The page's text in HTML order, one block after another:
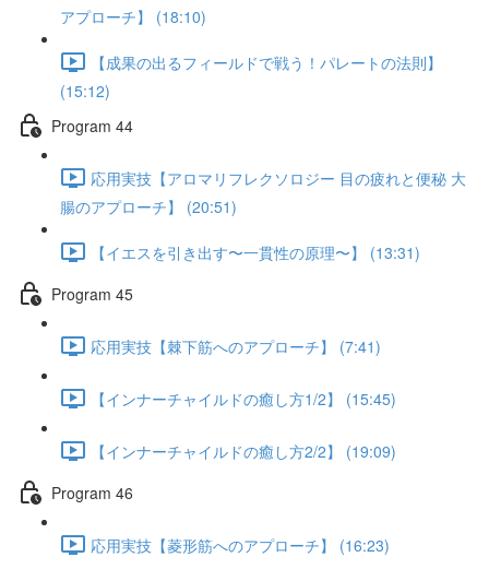
アプローチ】 (18:10)
【成果の出るフィールドで戦う！パレートの法則】
(15:12)
Program 44
応用実技【アロマリフレクソロジー 目の疲れと便秘 大
腸のアプローチ】 (20:51)
【イエスを引き出す〜一貫性の原理〜】 (13:31)
Program 45
応用実技【棘下筋へのアプローチ】 (7:41)
【インナーチャイルドの癒し方1/2】 (15:45)
【インナーチャイルドの癒し方2/2】 (19:09)
Program 46
応用実技【菱形筋へのアプローチ】 (16:23)